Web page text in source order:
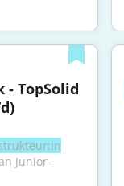
- TopSolid
Junior-